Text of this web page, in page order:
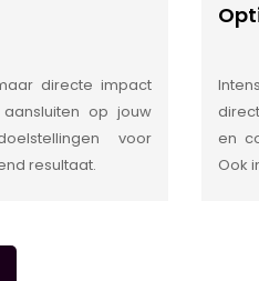
directe impact
op jouw
voor
resultaat.
en
Ook